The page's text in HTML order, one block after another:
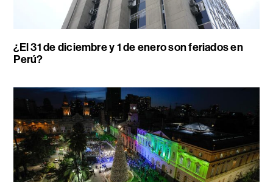
¿El 31 de diciembre y 1 de enero son feriados en
Perú?